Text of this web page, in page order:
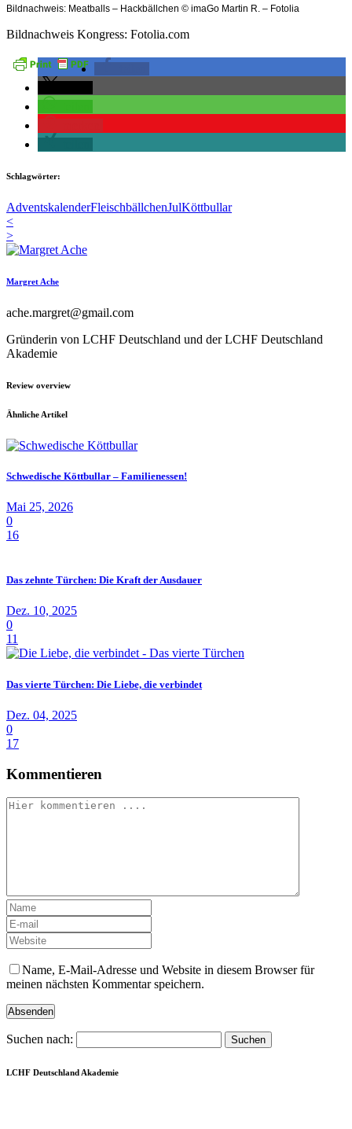
Bildnachweis: Meatballs – Hackbällchen © imaGo Martin R. – Fotolia
Bildnachweis Kongress: Fotolia.com
Schlagwörter:
AdventskalenderFleischbällchenJulKöttbullar
<
>
Margret Ache
ache.margret@gmail.com
Gründerin von LCHF Deutschland und der LCHF Deutschland
Akademie
Review overview
Ähnliche Artikel
Schwedische Köttbullar – Familienessen!
Mai 25, 2026
0
16
Das zehnte Türchen: Die Kraft der Ausdauer
Dez. 10, 2025
0
11
Das vierte Türchen: Die Liebe, die verbindet
Dez. 04, 2025
0
17
Kommentieren
Name, E-Mail-Adresse und Website in diesem Browser für
meinen nächsten Kommentar speichern.
Suchen nach:
LCHF Deutschland Akademie